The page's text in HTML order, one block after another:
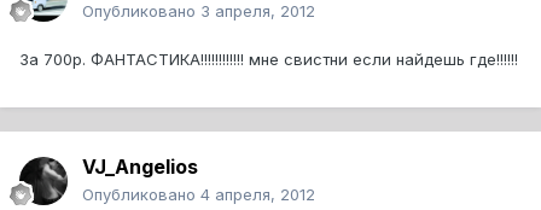
Опубликовано 3 апреля, 2012
За 700р. ФАНТАСТИКА!!!!!!!!!!!! мне свистни если найдешь где!!!!!!
VJ_Angelios
Опубликовано 4 апреля, 2012